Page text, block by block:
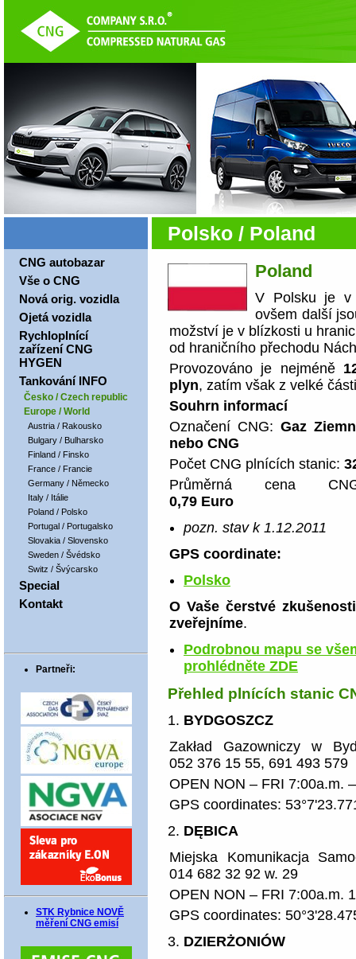
Polsko / Poland
Poland
V Polsku je
ovšem další
možství je v blízkosti u
od hraničního přechodu
Provozováno je nejméně
plyn, zatím však z velké
Souhrn informací
Označení CNG: Gaz
nebo CNG
Počet CNG plnících stanic:
Průměrná cena
0,79 Euro
pozn. stav k 1.12.2011
GPS coordinate:
Polsko
O Vaše čerstvé
zveřejníme.
Podrobnou mapu se
prohlédněte ZDE
Přehled plnících stanic
BYDGOSZCZ
Zakład Gazowniczy w
052 376 15 55, 691 493 579
OPEN NON – FRI 7:00a.m.
GPS coordinates:
DĘBICA
Miejska Komunikacja
014 682 32 92 w. 29
OPEN NON – FRI 7:00a.m.
GPS coordinates:
DZIERŻONIÓW
CNG autobazar
Vše o CNG
Nová orig. vozidla
Ojetá vozidla
Rychloplnící
zařízení CNG
HYGEN
Tankování INFO
Česko / Czech republic
Europe / World
Austria / Rakousko
Bulgary / Bulharsko
Finland / Finsko
France / Francie
Germany / Německo
Italy / Itálie
Poland / Polsko
Portugal / Portugalsko
Slovakia / Slovensko
Sweden / Švédsko
Switz / Švýcarsko
Special
Kontakt
Partneři:
STK Rybnice NOVĚ
měření CNG emisí